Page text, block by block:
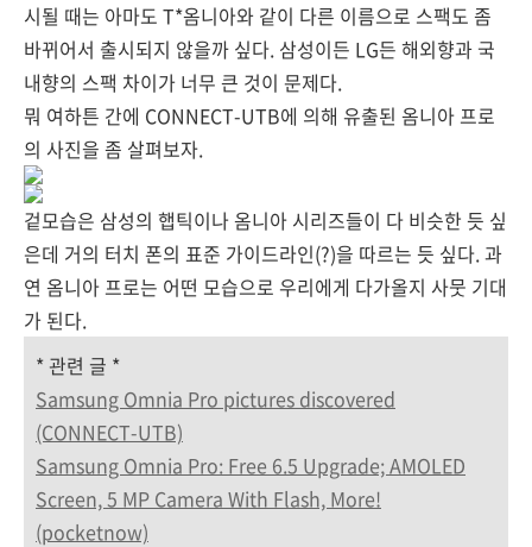
시될 때는 아마도 T*옴니아와 같이 다른 이름으로 스팩도 좀
바뀌어서 출시되지 않을까 싶다. 삼성이든 LG든 해외향과 국
내향의 스팩 차이가 너무 큰 것이 문제다.
뭐 여하튼 간에 CONNECT-UTB에 의해 유출된 옴니아 프로
의 사진을 좀 살펴보자.
겉모습은 삼성의 햅틱이나 옴니아 시리즈들이 다 비슷한 듯 싶
은데 거의 터치 폰의 표준 가이드라인(?)을 따르는 듯 싶다. 과
연 옴니아 프로는 어떤 모습으로 우리에게 다가올지 사뭇 기대
가 된다.
* 관련 글 *
Samsung Omnia Pro pictures discovered
(CONNECT-UTB)
Samsung Omnia Pro: Free 6.5 Upgrade; AMOLED
Screen, 5 MP Camera With Flash, More!
(pocketnow)